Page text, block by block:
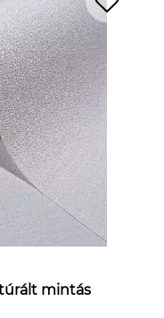
mintás